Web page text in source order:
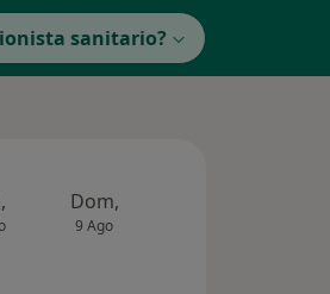
sanitario?
Dom,
9 Ago